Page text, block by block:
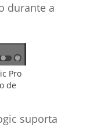
durante a
Pro
de
suporta